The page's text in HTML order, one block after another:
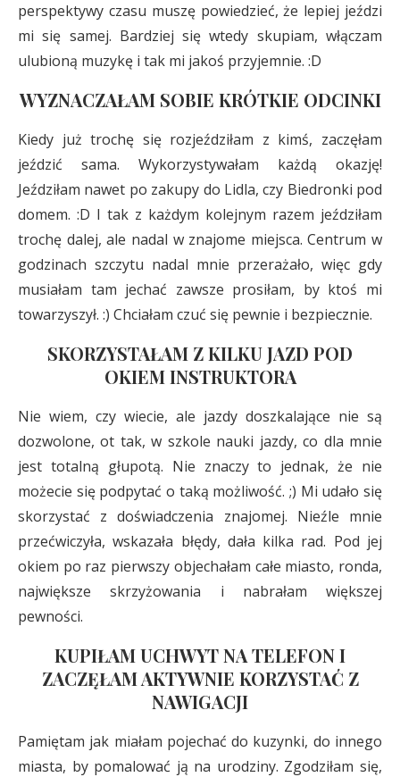
perspektywy czasu muszę powiedzieć, że lepiej jeździ
mi się samej. Bardziej się wtedy skupiam, włączam
ulubioną muzykę i tak mi jakoś przyjemnie. :D
WYZNACZAŁAM SOBIE KRÓTKIE ODCINKI
Kiedy już trochę się rozjeździłam z kimś, zaczęłam
jeździć sama. Wykorzystywałam każdą okazję!
Jeździłam nawet po zakupy do Lidla, czy Biedronki pod
domem. :D I tak z każdym kolejnym razem jeździłam
trochę dalej, ale nadal w znajome miejsca. Centrum w
godzinach szczytu nadal mnie przerażało, więc gdy
musiałam tam jechać zawsze prosiłam, by ktoś mi
towarzyszył. :) Chciałam czuć się pewnie i bezpiecznie.
SKORZYSTAŁAM Z KILKU JAZD POD
OKIEM INSTRUKTORA
Nie wiem, czy wiecie, ale jazdy doszkalające nie są
dozwolone, ot tak, w szkole nauki jazdy, co dla mnie
jest totalną głupotą. Nie znaczy to jednak, że nie
możecie się podpytać o taką możliwość. ;) Mi udało się
skorzystać z doświadczenia znajomej. Nieźle mnie
przećwiczyła, wskazała błędy, dała kilka rad. Pod jej
okiem po raz pierwszy objechałam całe miasto, ronda,
największe skrzyżowania i nabrałam większej
pewności.
KUPIŁAM UCHWYT NA TELEFON I
ZACZĘŁAM AKTYWNIE KORZYSTAĆ Z
NAWIGACJI
Pamiętam jak miałam pojechać do kuzynki, do innego
miasta, by pomalować ją na urodziny. Zgodziłam się,